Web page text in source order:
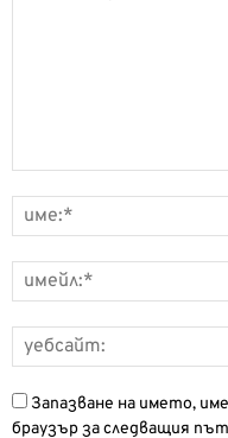
Запазване на името,
браузър за следващия